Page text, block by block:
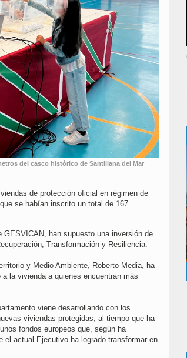
del casco histórico de Santillana del Mar
de protección oficial en régimen de
se habían inscrito un total de 167
GESVICAN, han supuesto una inversión de
Transformación y Resiliencia.
y Medio Ambiente, Roberto Media, ha
la vivienda a quienes encuentran más
viene desarrollando con los
viviendas protegidas, al tiempo que ha
fondos europeos que, según ha
el actual Ejecutivo ha logrado transformar en